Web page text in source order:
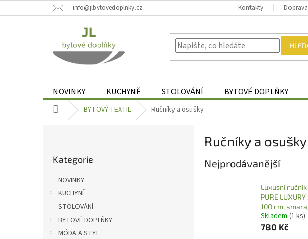
na
info@jlbytovedoplnky.cz Kontakty
NOVINKY KUCHYNĚ STOLOVÁNÍ BYTOVÉ DOPLŇKY
Domů BYTOVÝ TEXTIL Ručníky a osušky
kategorie
Kategorie
NOVINKY
KUCHYNĚ
STOLOVÁNÍ
BYTOVÉ DOPLŇKY
MÓDA A STYL
Ručníky a osušky
Nejprodávanější
Luxusní
PURE LUXURY
100 cm,
Skladem (1 ks)
780 Kč